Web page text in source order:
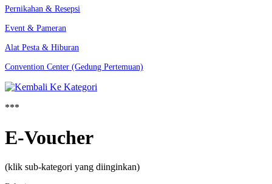
Pernikahan & Resepsi
Event & Pameran
Alat Pesta & Hiburan
Convention Center (Gedung Pertemuan)
***
E-Voucher
(klik sub-kategori yang diinginkan)